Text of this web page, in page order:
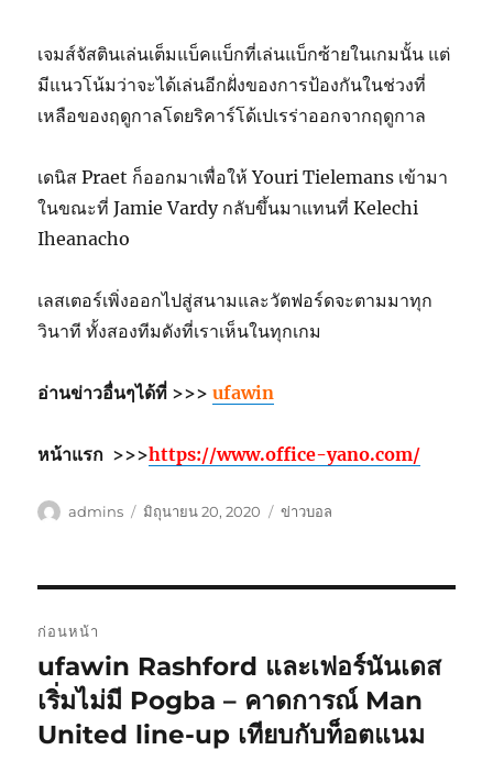
เจมส์จัสตินเล่นเต็มแบ็คแบ็กที่เล่นแบ็กซ้ายในเกมนั้น แต่
มีแนวโน้มว่าจะได้เล่นอีกฝั่งของการป้องกันในช่วงที่
เหลือของฤดูกาลโดยริคาร์โด้เปเรร่าออกจากฤดูกาล
เดนิส Praet ก็ออกมาเพื่อให้ Youri Tielemans เข้ามา
ในขณะที่ Jamie Vardy กลับขึ้นมาแทนที่ Kelechi
Iheanacho
เลสเตอร์เพิ่งออกไปสู่สนามและวัตฟอร์ดจะตามมาทุก
วินาที ทั้งสองทีมดังที่เราเห็นในทุกเกม
อ่านข่าวอื่นๆได้ที่ >>>ufawin
หน้าแรก >>>https://www.office-yano.com/
ผู้
admins
เขียน
มิถุนายน 20, 2020
หมวด
ข่าวบอล
นำทาง
เรื่อง
ก่อนหน้า
เรื่อง
ก่อน
หน้า:
ufawin Rashford และเฟอร์นันเดส
เริ่มไม่มี Pogba – คาดการณ์ Man
United line-up เทียบกับท็อตแนม